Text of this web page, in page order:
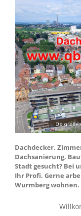
Dachdecker,
Dachsanierung,
Stadt gesucht? Bei
Ihr Profi. Gerne
Wurmberg wohnen.